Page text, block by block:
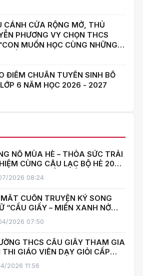
CÁNH CỬA RỘNG MỞ, THỦ
PHƯƠNG VY CHỌN THCS
MUỐN HỌC CÙNG NHỮNG
ĐIỂM CHUẨN TUYỂN SINH BỔ
6 NĂM HỌC 2026 - 2027
NỔ MÙA HÈ – THỎA SỨC TRẢI
CÙNG CÂU LẠC BỘ HÈ 2026
THCS CẦU GIẤY!
2026 08:24
CUỐN TRUYỆN KÝ SONG
“CẦU GIẤY – MIỀN XANH NỞ
KHÁNH THÀNH THƯ VIỆN MỞ,
TOẢ VĂN HOÁ ĐỌC
2026 07:50
THCS CẦU GIẤY THAM GIA
THI GIÁO VIÊN DẠY GIỎI CẤP
HỌC CƠ SỞ PHƯỜNG YÊN
2026 11:56